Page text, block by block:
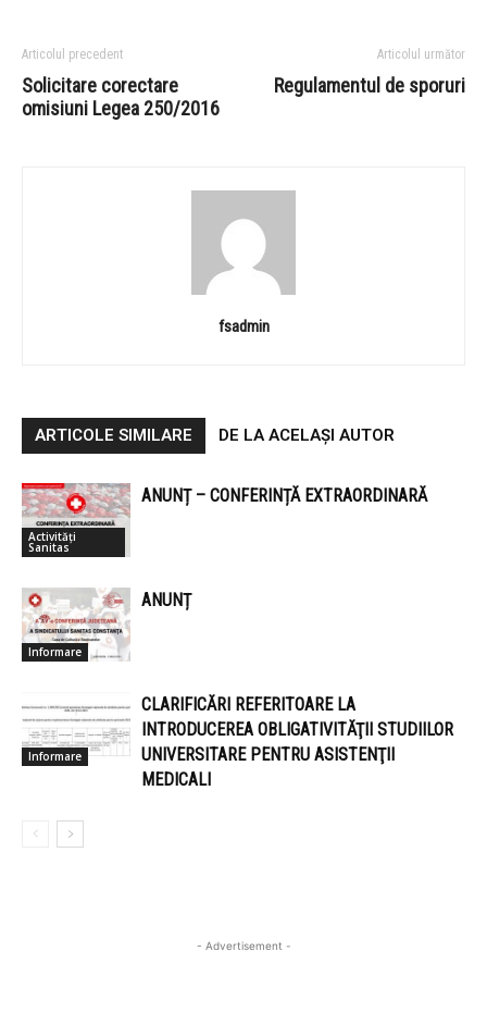
Articolul precedent
Solicitare corectare
omisiuni Legea 250/2016
Articolul următor
Regulamentul de sporuri
fsadmin
ARTICOLE SIMILARE DE LA ACELAȘI AUTOR
Activități
Sanitas
ANUNȚ – CONFERINȚĂ EXTRAORDINARĂ
Informare
ANUNȚ
Informare
CLARIFICĂRI REFERITOARE LA
INTRODUCEREA OBLIGATIVITĂŢII STUDIILOR
UNIVERSITARE PENTRU ASISTENŢII
MEDICALI
- Advertisement -